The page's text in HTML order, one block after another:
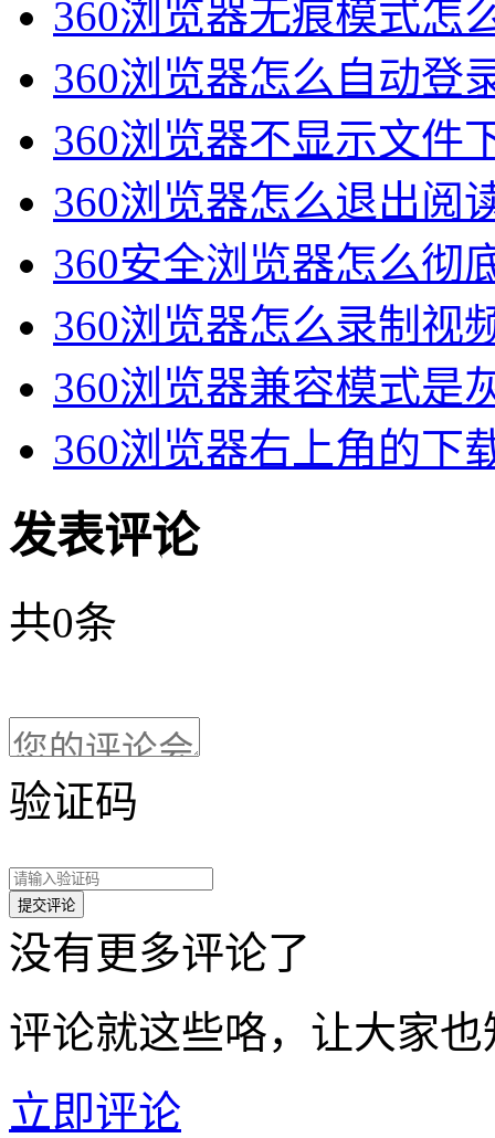
360浏览器无痕模式怎
360浏览器怎么自动登
360浏览器不显示文件
360浏览器怎么退出阅
360安全浏览器怎么彻
360浏览器怎么录制视
360浏览器兼容模式是
360浏览器右上角的下
发表评论
共0条
验证码
没有更多评论了
评论就这些咯，让大家
立即评论